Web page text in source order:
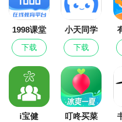
择，还可以为大家智能美颜
更加好看，打印下来为你送
3、智能电子证件照相
照需求，多种尺寸可以随意
修抠图、一键美颜等功能，
地拍摄证件照的需求。操作
更新日志
1998课堂
下载
小天同学
下载
i宝健 叮咚买菜